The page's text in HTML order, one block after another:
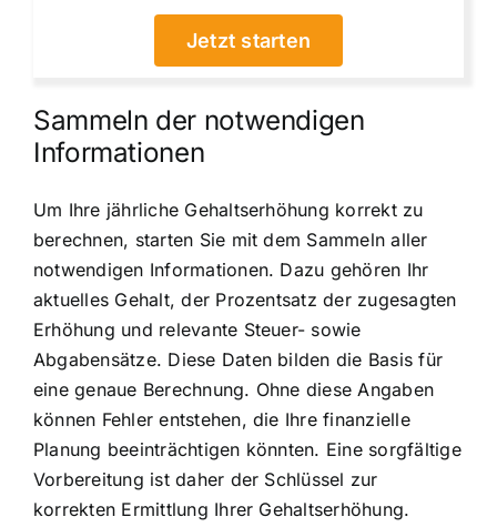
Jetzt starten
Sammeln der notwendigen
Informationen
Um Ihre jährliche Gehaltserhöhung korrekt zu
berechnen, starten Sie mit dem Sammeln aller
notwendigen Informationen. Dazu gehören Ihr
aktuelles Gehalt, der Prozentsatz der zugesagten
Erhöhung und relevante Steuer- sowie
Abgabensätze. Diese Daten bilden die Basis für
eine genaue Berechnung. Ohne diese Angaben
können Fehler entstehen, die Ihre finanzielle
Planung beeinträchtigen könnten. Eine sorgfältige
Vorbereitung ist daher der Schlüssel zur
korrekten Ermittlung Ihrer Gehaltserhöhung.